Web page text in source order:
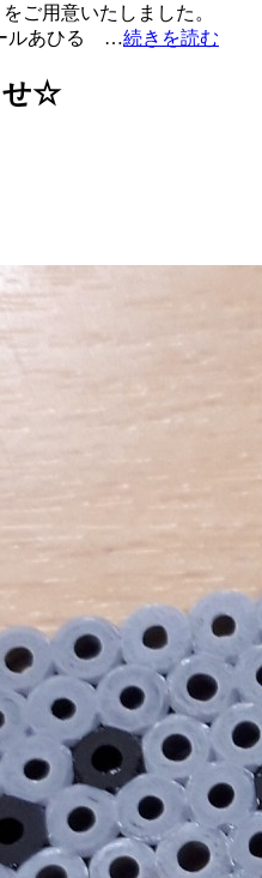
ご用意いたしました。
ルあひる …続きを読む
せ☆